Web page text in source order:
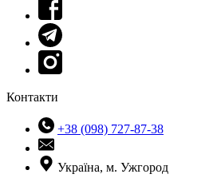
Контакти
+38 (098) 727-87-38
Україна, м. Ужгород